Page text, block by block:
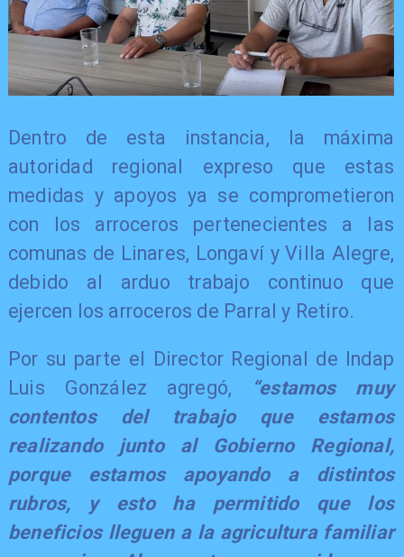
Dentro de esta instancia, la máxima
autoridad regional expreso que estas
medidas y apoyos ya se comprometieron
con los arroceros pertenecientes a las
comunas de Linares, Longaví y Villa Alegre,
debido al arduo trabajo continuo que
ejercen los arroceros de Parral y Retiro.
Por su parte el Director Regional de Indap
Luis González agregó,
“estamos muy
contentos del trabajo que estamos
realizando junto al Gobierno Regional,
porque estamos apoyando a distintos
rubros, y esto ha permitido que los
beneficios lleguen a la agricultura familiar